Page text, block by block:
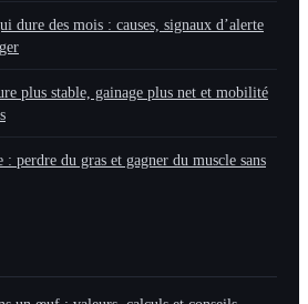
dure des mois : causes, signaux d’alerte
plus stable, gainage plus net et mobilité
perdre du gras et gagner du muscle sans